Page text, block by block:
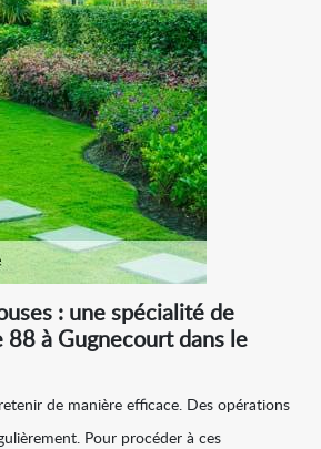
: une spécialité de
88 à Gugnecourt dans le
de manière efficace. Des opérations
Pour procéder à ces